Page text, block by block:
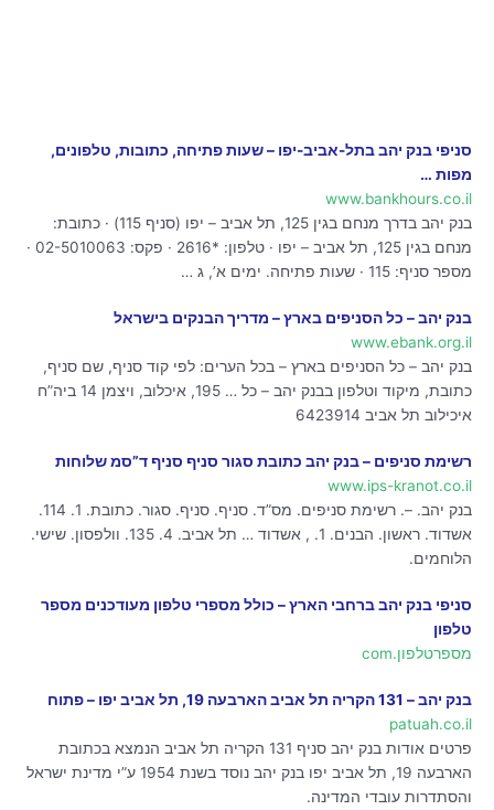
סניפי בנק יהב בתל-אביב-יפו – שעות פתיחה, כתובות, טלפונים,
מפות …
www.bankhours.co.il
בנק יהב בדרך מנחם בגין 125, תל אביב – יפו (סניף 115) · כתובת:
מנחם בגין 125, תל אביב – יפו · טלפון: *2616 · פקס: 02-5010063 ·
מספר סניף: 115 · שעות פתיחה. ימים א’, ג …
בנק יהב – כל הסניפים בארץ – מדריך הבנקים בישראל
www.ebank.org.il
בנק יהב – כל הסניפים בארץ – בכל הערים: לפי קוד סניף, שם סניף,
כתובת, מיקוד וטלפון בבנק יהב – כל … 195, איכלוב, ויצמן 14 ביה”ח
איכילוב תל אביב 6423914
רשימת סניפים – בנק יהב כתובת סגור סניף סניף ד”סמ שלוחות
www.ips-kranot.co.il
בנק יהב. –. רשימת סניפים. מס”ד. סניף. סניף. סגור. כתובת. 1. 114.
אשדוד. ראשון. הבנים. 1. , אשדוד … תל אביב. 4. 135. וולפסון. שישי.
הלוחמים.
סניפי בנק יהב ברחבי הארץ – כולל מספרי טלפון מעודכנים מספר
טלפון
מספרטלפון.com
בנק יהב – 131 הקריה תל אביב הארבעה 19, תל אביב יפו – פתוח
patuah.co.il
פרטים אודות בנק יהב סניף 131 הקריה תל אביב הנמצא בכתובת
הארבעה 19, תל אביב יפו בנק יהב נוסד בשנת 1954 ע”י מדינת ישראל
והסתדרות עובדי המדינה.